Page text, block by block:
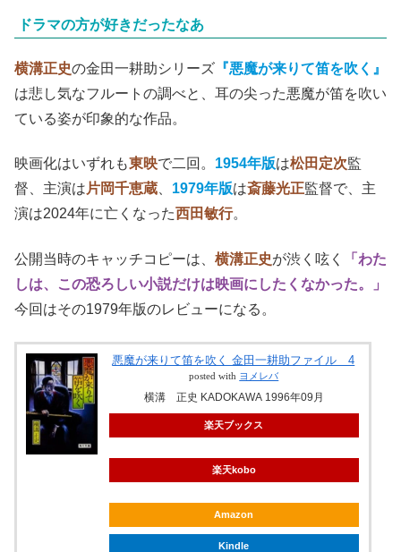
ドラマの方が好きだったなあ
横溝正史の金田一耕助シリーズ 『悪魔が来りて笛を吹く』
は悲し気なフルートの調べと、耳の尖った悪魔が笛を吹い
ている姿が印象的な作品。
映画化はいずれも東映で二回。 1954年版は松田定次監
督、主演は 片岡千恵蔵 1979年版は斎藤光正監督で、主
演は2024年に亡くなった西田敏行。
公開当時のキャッチコピーは、 横溝正史が渋く呟く
「わた
しは、この恐ろしい小説だけは映画にしたくなかった。」
今回はその1979年版のレビューになる。
悪魔が来りて笛を吹く 金田一耕助ファイル 4
posted with ヨメレバ
横溝 正史 KADOKAWA 1996年09月
楽天ブックス
楽天kobo
Amazon
Kindle